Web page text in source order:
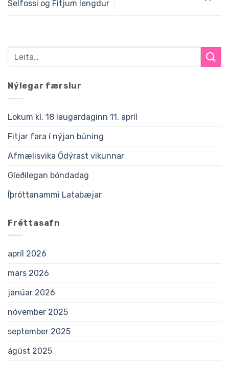
Selfossi og Fitjum lengdur
Nýlegar færslur
Lokum kl. 18 laugardaginn 11. apríl
Fitjar fara í nýjan búning
Afmælisvika Ódýrast vikunnar
Gleðilegan bóndadag
Íþróttanammi Latabæjar
Fréttasafn
apríl 2026
mars 2026
janúar 2026
nóvember 2025
september 2025
ágúst 2025